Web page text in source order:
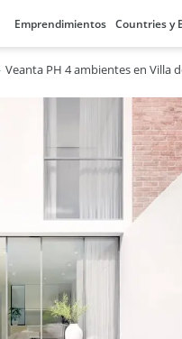
Emprendimientos Countries y
Veanta PH 4 ambientes en Villa